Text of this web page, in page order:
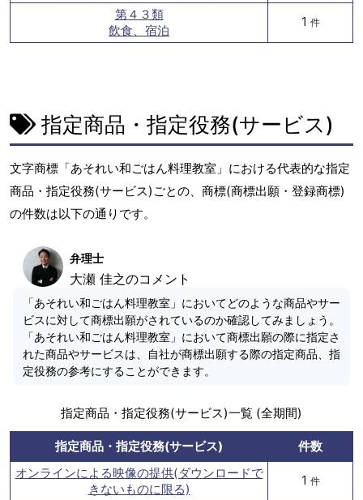
第４３類
飲食、宿泊
1 件
指定商品・指定役務(サービス)
文字商標「あそれい和ごはん料理教室」における代表的な指定
商品・指定役務(サービス)ごとの、商標(商標出願・登録商標)
の件数は以下の通りです。
弁理士
大瀬 佳之のコメント
「あそれい和ごはん料理教室」においてどのような商品やサー
ビスに対して商標出願がされているのか確認してみましょう。
「あそれい和ごはん料理教室」において商標出願の際に指定さ
れた商品やサービスは、自社が商標出願する際の指定商品、指
定役務の参考にすることができます。
指定商品・指定役務(サービス)一覧 (全期間)
指定商品・指定役務(サービス)
件数
オンラインによる映像の提供(ダウンロードで
きないものに限る)
1 件